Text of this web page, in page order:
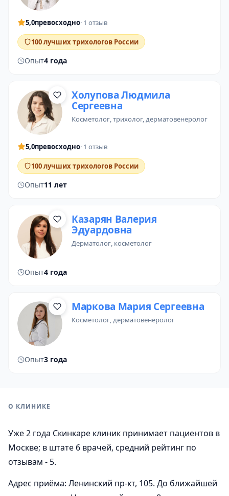
5,0превосходно· 1 отзыв
100 лучших трихологов России
Опыт4 года
Холупова Людмила
Сергеевна
косметолог, трихолог, дерматовенеролог
5,0превосходно· 1 отзыв
100 лучших трихологов России
Опыт11 лет
Казарян Валерия
Эдуардовна
дерматолог, косметолог
Опыт4 года
Маркова Мария Сергеевна
косметолог, дерматовенеролог
Опыт3 года
О КЛИНИКЕ
Уже 2 года Скинкаре клиник принимает пациентов в
Москве; в штате 6 врачей, средний рейтинг по
отзывам - 5.
Адрес приёма: Ленинский пр-кт, 105. До ближайшей